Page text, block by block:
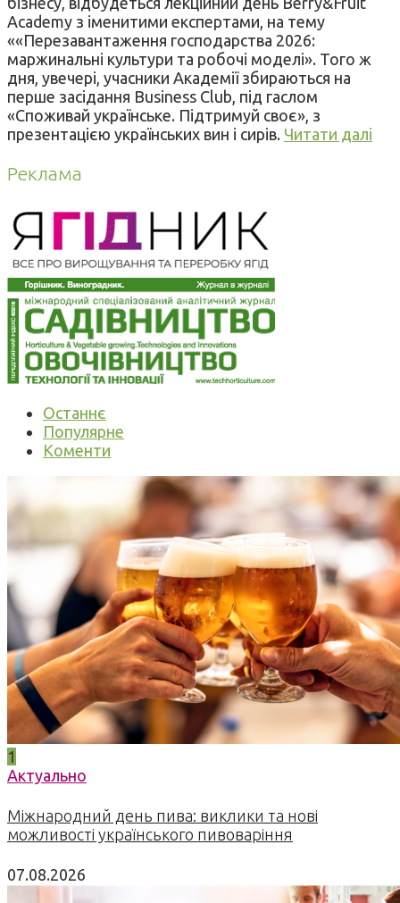
Academy з іменитими експертами, на тему
««Перезавантаження господарства 2026:
маржинальні культури та робочі моделі». Того ж
дня, увечері, учасники Академії збираються на
перше засідання Business Club, під гаслом
«Споживай українське. Підтримуй своє», з
презентацією українських вин і сирів. Читати далі
Реклама
Останнє
Популярне
Коменти
1
Актуально
Міжнародний день пива: виклики та нові
можливості українського пивоваріння
07.08.2026